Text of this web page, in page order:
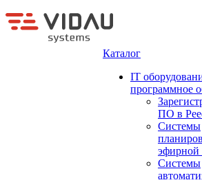
Каталог
IT
программное
ПО в
Системы
эфирной
Системы